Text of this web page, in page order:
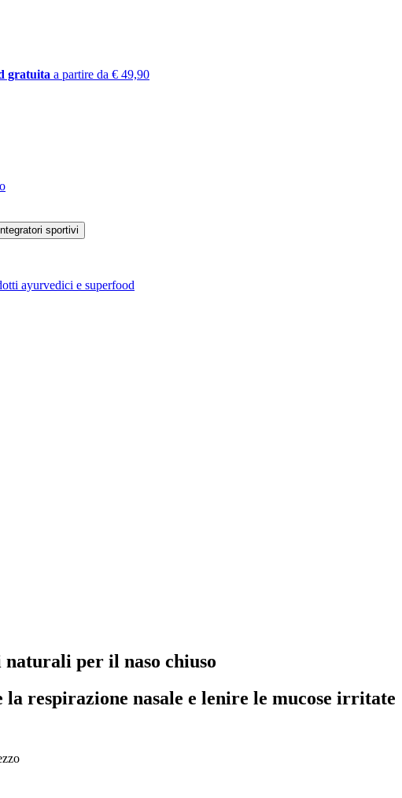
gratuita a partire da € 49,90
ayurvedici e superfood
per il naso chiuso
respirazione nasale e lenire le mucose irritate